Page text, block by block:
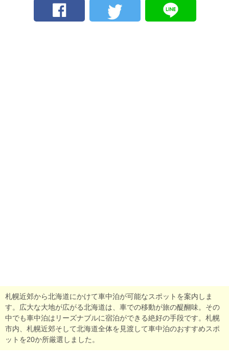
札幌近郊から北海道にかけて車中泊が可能なスポットを案内しま
す。広大な大地が広がる北海道は、車での移動が旅の醍醐味。その
中でも車中泊はリーズナブルに宿泊ができる絶好の手段です。札幌
市内、札幌近郊そして北海道全体を見渡して車中泊のおすすめスポ
ットを20か所厳選しました。